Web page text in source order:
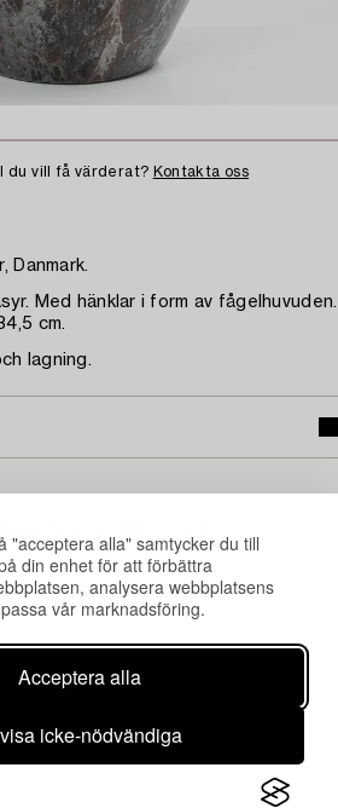
"acceptera alla" samtycker du till
din enhet för att förbättra
analysera webbplatsens
vår marknadsföring.
Acceptera alla
icke-nödvändiga
du vill få värderat? Kontakta oss
Danmark.
Med hänklar i form av fågelhuvuden.
cm.
lagning.
har även tittat på